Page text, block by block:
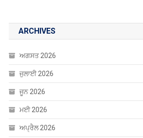
ARCHIVES
ਅਗਸਤ 2026
ਜੁਲਾਈ 2026
ਜੂਨ 2026
ਮਈ 2026
ਅਪ੍ਰੈਲ 2026